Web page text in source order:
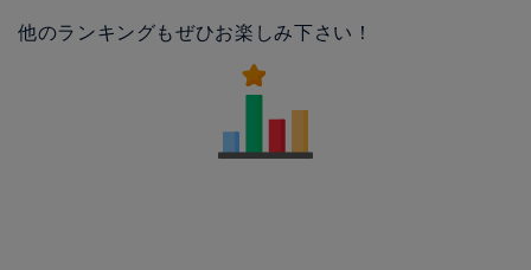
他のランキングもぜひお楽しみ下さい！